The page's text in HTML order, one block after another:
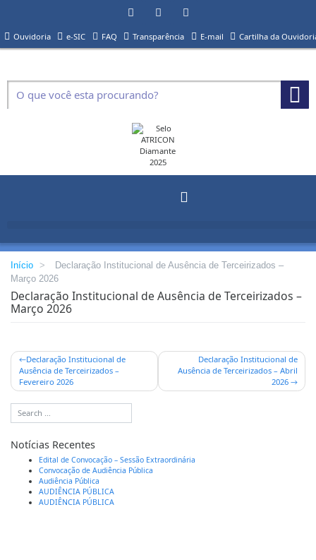
Ouvidoria e-SIC FAQ Transparência E-mail Cartilha da
Início >
Declaração Institucional de Ausência de Terceirizados –
Março 2026
Declaração Institucional de Ausência de Terceirizados –
Março 2026
Declaração Institucional de
Ausência de Terceirizados –
Fevereiro 2026
Declaração Institucional de
Ausência de Terceirizados – Abril
2026
Notícias Recentes
Edital de Convocação – Sessão Extraordinária
Convocação de Audiência Pública
Audiência Pública
AUDIÊNCIA PÚBLICA
AUDIÊNCIA PÚBLICA